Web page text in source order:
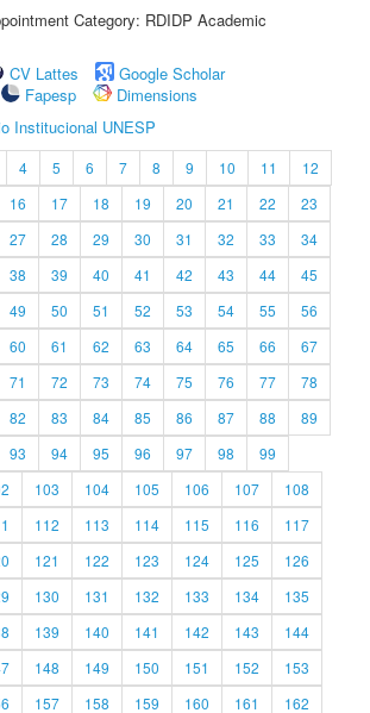
Category: RDIDP Academic
CV Lattes
Google Scholar
Fapesp
Dimensions
Institucional UNESP
4 5 6 7 8 9 10 11
12
16 17 18 19 20 21 22
23
27 28 29 30 31 32 33
34
38 39 40 41 42 43 44
45
49 50 51 52 53 54 55
56
60 61 62 63 64 65 66
67
71 72 73 74 75 76 77
78
82 83 84 85 86 87 88
89
93 94 95 96 97 98
99
103 104 105 106 107
108
112 113 114 115 116
117
121 122 123 124 125
126
130 131 132 133 134
135
139 140 141 142 143
144
148 149 150 151 152
153
157 158 159 160 161
162